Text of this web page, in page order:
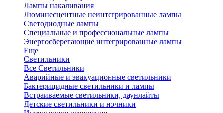
Лампы накаливания
Люминесцентные неинтегрированные лампы
Светодиодные лампы
Специальные и профессиональные лампы
Энергосберегающие интегрированные лампы
Еще
Светильники
Все Светильники
Аварийные и эвакуационные светильники
Бактерицидные светильники и лампы
Встраиваемые светильники, даунлайты
Детские светильники и ночники